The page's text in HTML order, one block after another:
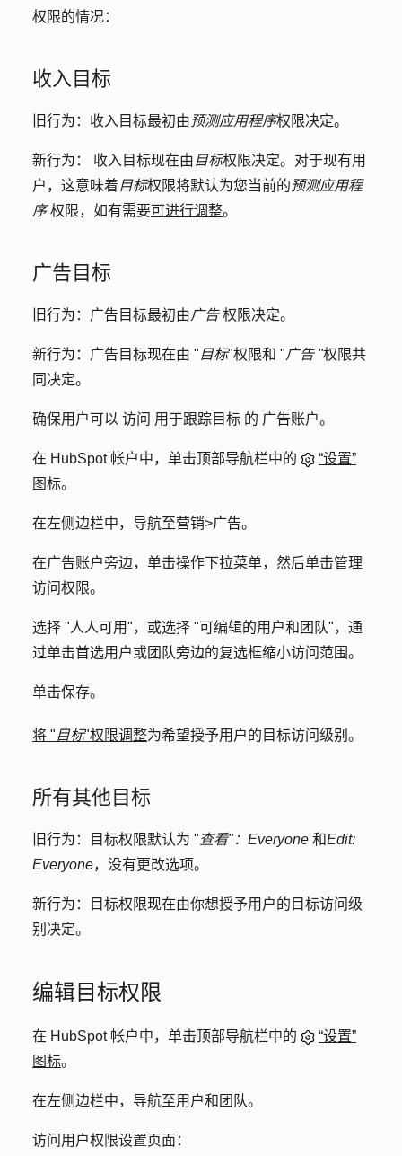
权限的情况：
收入目标
旧行为： 收入目标最初由预测应用程序权限决定。
新行为： 收入目标现在由 目标权限决定。对于现有用
户，这意味着 目标权限将默认为您当前的预测应用程
序权限，如有需要可进行调整。
广告目标
旧行为： 广告目标最初由广告权限决定。
新行为： 广告目标现在由 " 目标"权限和 "广告 "权限共
同决定。
确保用户可以 访问 用于跟踪目标 的 广告账户。
在 HubSpot 帐户中，单击顶部导航栏中的
“设置”
图标。
在左侧边栏中，导航至营销>广告。
在广告账户旁边，单击操作下拉菜单，然后单击管理
访问权限。
选择 "人人可用"，或选择 "可编辑的用户和团队"，通
过单击首选用户或团队旁边的复选框缩小访问范围。
单击保存。
将 " 目标"权限调整为希望授予用户的目标访问级别。
所有其他目标
旧行为： 目标权限默认为 "查看"：Everyone 和Edit:
Everyone，没有更改选项。
新行为：
目标权限现在由你想授予用户的目标访问级
别决定。
编辑目标权限
在 HubSpot 帐户中，单击顶部导航栏中的
“设置”
图标。
在左侧边栏中，导航至用户和团队。
访问用户权限设置页面：